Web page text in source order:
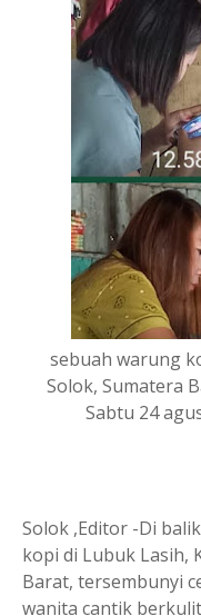
sebuah warung
Solok, Sumatera
Sabtu 24
Solok ,Editor -Di
kopi di Lubuk Lasih,
Barat, tersembunyi
wanita cantik